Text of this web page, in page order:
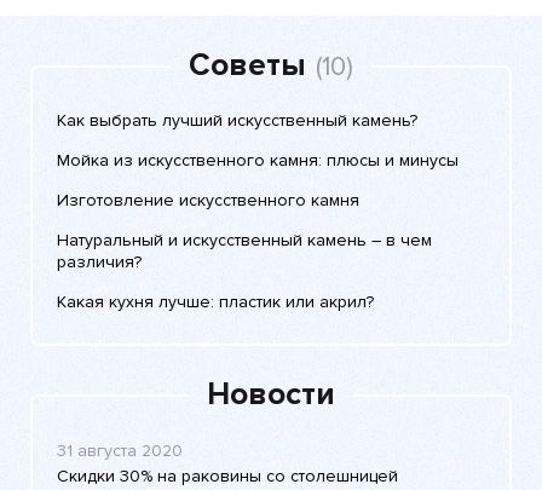
Советы (10)
Как выбрать лучший искусственный камень?
Мойка из искусственного камня: плюсы и минусы
Изготовление искусственного камня
Натуральный и искусственный камень – в чем
различия?
Какая кухня лучше: пластик или акрил?
Новости
31 августа 2020
Скидки 30% на раковины со столешницей